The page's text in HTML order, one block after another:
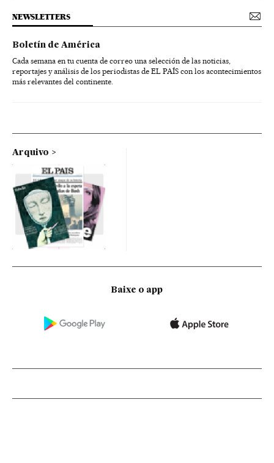
NEWSLETTERS
Boletín de América
Cada semana en tu cuenta de correo una selección de las noticias,
reportajes y análisis de los periodistas de EL PAÍS con los acontecimientos
más relevantes del continente.
Arquivo
Baixe o app